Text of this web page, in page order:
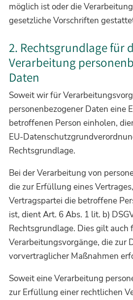
möglich ist oder die
gesetzliche Vorschriften
2. Rechtsgrundlage für
Verarbeitung
Daten
Soweit wir für
personenbezogener Daten eine
betroffenen Person einholen,
EU-
Rechtsgrundlage.
Bei der Verarbeitung von
die zur Erfüllung eines
Vertragspartei die betroffene
ist, dient Art. 6 Abs. 1 lit. b)
Rechtsgrundlage. Dies gilt auch
Verarbeitungsvorgänge, die zur
vorvertraglicher Maßnahmen
Soweit eine Verarbeitung
zur Erfüllung einer rechtlichen